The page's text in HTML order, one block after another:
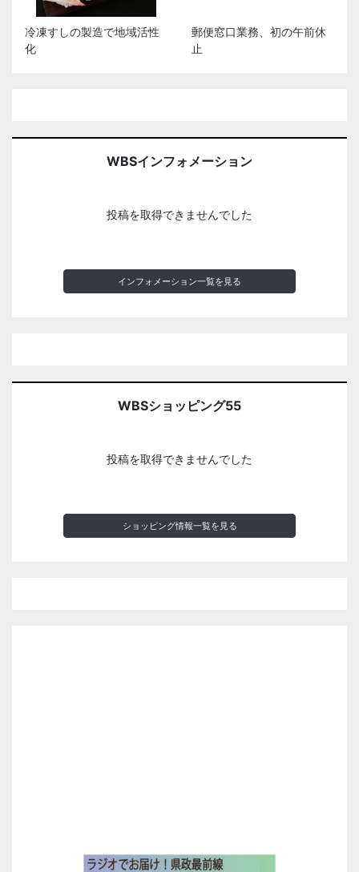
冷凍すしの製造で地域活性
化
郵便窓口業務、初の午前休
止
WBSインフォメーション
投稿を取得できませんでした
インフォメーション一覧を見る
WBSショッピング55
投稿を取得できませんでした
ショッピング情報一覧を見る